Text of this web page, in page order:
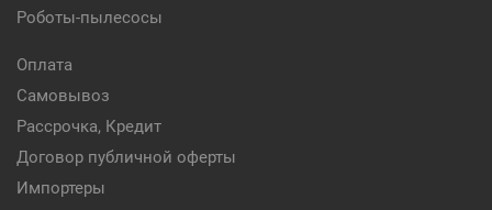
Роботы-пылесосы
Оплата
Самовывоз
Рассрочка, Кредит
Договор публичной оферты
Импортеры